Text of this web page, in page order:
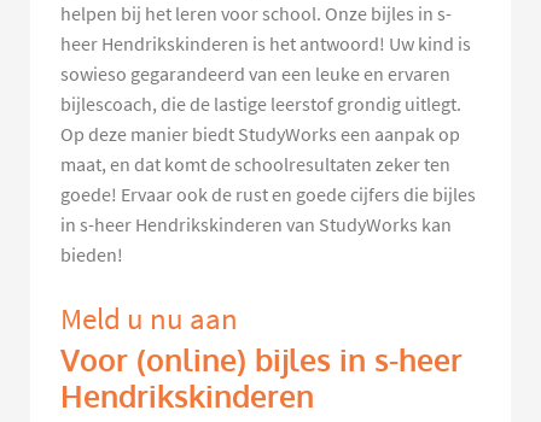
helpen bij het leren voor school. Onze bijles in s-
heer Hendrikskinderen is het antwoord! Uw kind is
sowieso gegarandeerd van een leuke en ervaren
bijlescoach, die de lastige leerstof grondig uitlegt.
Op deze manier biedt StudyWorks een aanpak op
maat, en dat komt de schoolresultaten zeker ten
goede! Ervaar ook de rust en goede cijfers die bijles
in s-heer Hendrikskinderen van StudyWorks kan
bieden!
Meld u nu aan
Voor (online) bijles in s-heer
Hendrikskinderen